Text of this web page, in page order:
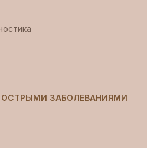
ЗАБОЛЕВАНИЯМИ